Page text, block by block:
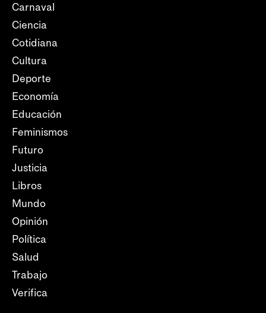
Carnaval
Ciencia
Cotidiana
Cultura
Deporte
Economía
Educación
Feminismos
Futuro
Justicia
Libros
Mundo
Opinión
Política
Salud
Trabajo
Verifica